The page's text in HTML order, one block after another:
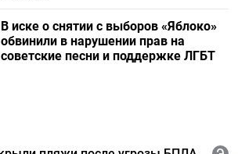
В иске о снятии с выборов «Яблоко»
обвинили в нарушении прав на
советские песни и поддержке ЛГБТ